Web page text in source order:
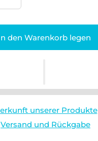
den Warenkorb legen
unserer Produkte
Versand und Rückgabe